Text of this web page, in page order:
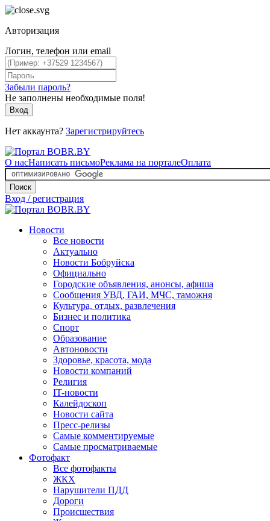
Авторизация
Логин, телефон или email
Забыли пароль?
Не заполнены необходимые поля!
Вход
Нет аккаунта? Зарегистрируйтесь
О насНаписать письмоРеклама на порталеОплата
Поиск
Вход / регистрация
Новости
Все новости
Актуально
Новости Бобруйска
Официально
Городские объявления, анонсы, афиша
Сообщения УВД, ГАИ, МЧС, таможня
Культура, отдых, развлечения
Бизнес и политика
Спорт
Образование
Автоновости
Здоровье, красота, мода
Новости компаний
Религия
IT-новости
Калейдоскоп
Новости сайта
Пресс-релизы
Самые комментируемые
Самые просматриваемые
Фотофакт
Все фотофакты
ЖКХ
Нарушители ПДД
Дороги
Происшествия